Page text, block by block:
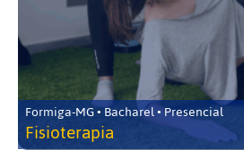
Formiga-MG • Bacharel • Presencial
Fisioterapia